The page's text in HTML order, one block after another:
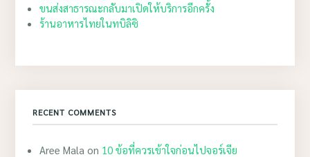
ขนส่งสาธารณะกลับมาเปิดให้บริการอีกครั้ง
ร้านอาหารไทยในทบิลิซิ
RECENT COMMENTS
Aree Mala on 10 ข้อที่ควรเข้าใจก่อนไปจอร์เจีย